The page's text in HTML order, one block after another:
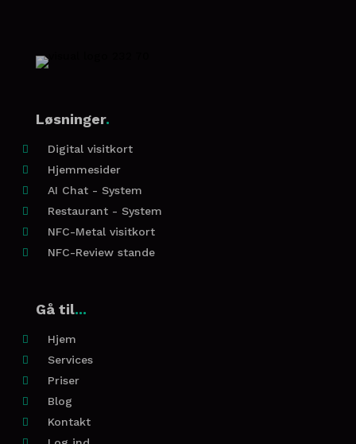
Løsninger.
 Digital visitkort
 Hjemmesider
 AI Chat - System
 Restaurant - System
 NFC-Metal visitkort
 NFC-Review stande
Gå til...
 Hjem
 Services
 Priser
 Blog
 Kontakt